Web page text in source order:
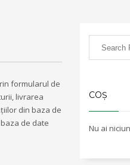
formularul de
livrarea
din baza de
de date
COȘ
Nu ai